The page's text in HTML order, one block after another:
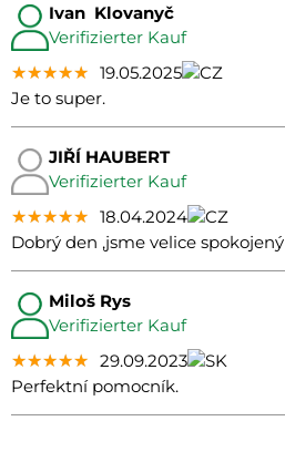
Ivan Klovanyč
Verifizierter Kauf
★★★★★
★★★★★
★★★★★ 19.05.2025
Je to super.
JIŘÍ HAUBERT
Verifizierter Kauf
★★★★★
★★★★★
★★★★★ 18.04.2024
Dobrý den ,jsme velice spokojený
Miloš Rys
Verifizierter Kauf
★★★★★
★★★★★
★★★★★ 29.09.2023
Perfektní pomocník.